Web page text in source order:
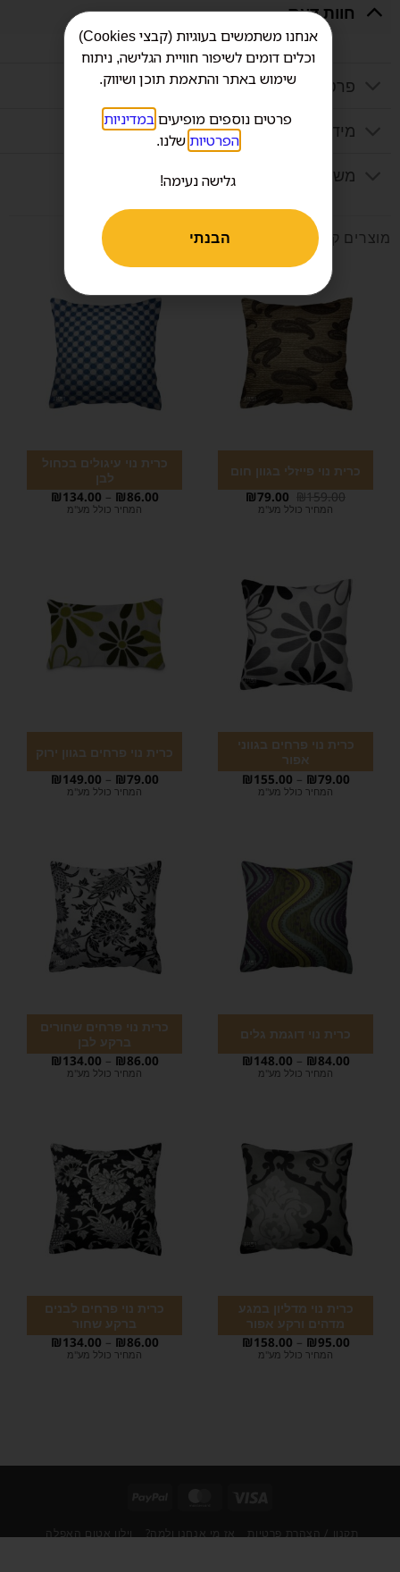
חוות דעת
פרטים נוספים
מידע נוסף
משלוח
מוצרים קשורים
כרית נוי פייזלי בגוון חום
₪ 159.00
₪79.00
המחיר כולל מע"מ
כרית נוי עיגולים בכחול
לבן
₪86.00
–
₪134.00
המחיר כולל מע"מ
כרית נוי פרחים בגווני
אפור
₪79.00
–
₪155.00
המחיר כולל מע"מ
כרית נוי פרחים בגוון ירוק
₪79.00
–
₪149.00
המחיר כולל מע"מ
כרית נוי דוגמת גלים
₪84.00
–
₪148.00
המחיר כולל מע"מ
כרית נוי פרחים שחורים
ברקע לבן
₪86.00
–
₪134.00
המחיר כולל מע"מ
כרית נוי מדליון במגע
מדהים ורקע אפור
₪95.00
–
₪158.00
המחיר כולל מע"מ
כרית נוי פרחים לבנים
ברקע שחור
₪86.00
–
₪134.00
המחיר כולל מע"מ
תקנון / הצהרת פרטיות אז מי אנחנו ולמה?
וילון אטום האפלה
אנחנו משתמשים בעוגיות (קבצי Cookies)
וכלים דומים לשיפור חוויית הגלישה, ניתוח
שימוש באתר והתאמת תוכן ושיווק.
פרטים נוספים מופיעיםבמדיניות
הפרטיותשלנו.
גלישה נעימה!
הבנתי